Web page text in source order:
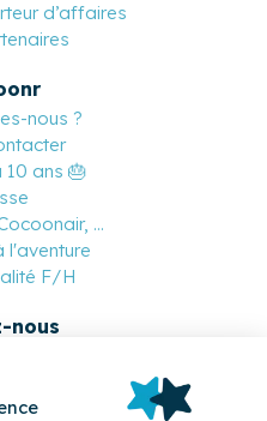
d’affaires
nous ?
ans 🎂
...
l'aventure
F/H
nous